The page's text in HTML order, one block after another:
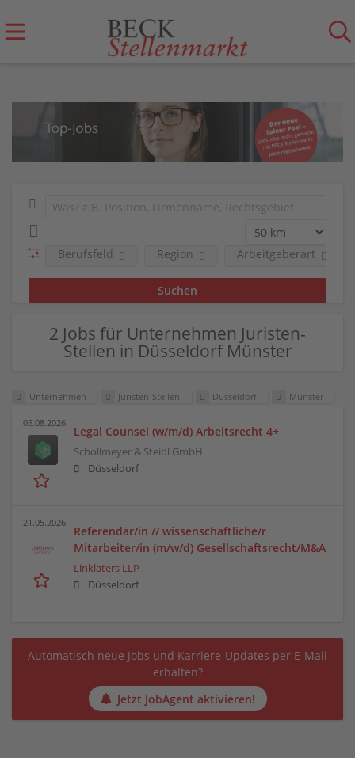
Berufsfeld Region Arbeitgeberart
2 Jobs für Unternehmen Juristen-
Stellen in Düsseldorf Münster
Unternehmen Juristen-Stellen Düsseldorf Münster
05.08.2026
Legal Counsel (w/m/d) Arbeitsrecht 4+
Schollmeyer & Steidl GmbH
Düsseldorf
21.05.2026
Referendar/in // wissenschaftliche/r
Mitarbeiter/in (m/w/d) Gesellschaftsrecht/M&A
Linklaters LLP
Düsseldorf
Automatisch neue Jobs und Karriere-Updates per E-Mail
erhalten?
Jetzt JobAgent aktivieren!